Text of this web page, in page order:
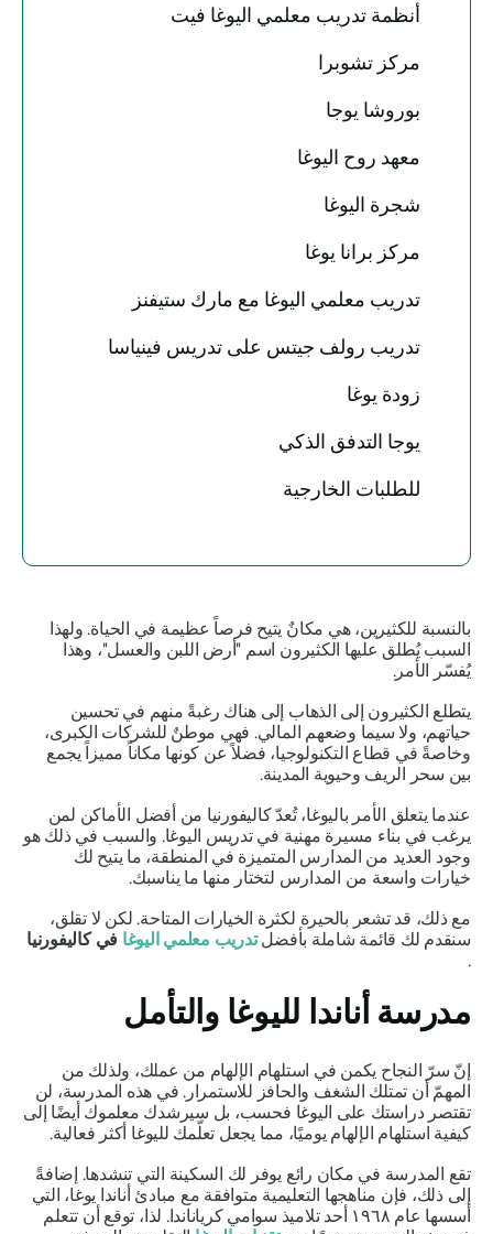
أنظمة تدريب معلمي اليوغا فيت
مركز تشوبرا
بوروشا يوجا
معهد روح اليوغا
شجرة اليوغا
مركز برانا يوغا
تدريب معلمي اليوغا مع مارك ستيفنز
تدريب رولف جيتس على تدريس فينياسا
زودة يوغا
يوجا التدفق الذكي
للطلبات الخارجية
بالنسبة للكثيرين، هي مكانٌ يتيح فرصاً عظيمة في الحياة. ولهذا
السبب يُطلق عليها الكثيرون اسم "أرض اللبن والعسل"، وهذا
يُفسّر الأمر.
يتطلع الكثيرون إلى الذهاب إلى هناك رغبةً منهم في تحسين
حياتهم، ولا سيما وضعهم المالي. فهي موطنٌ للشركات الكبرى،
وخاصةً في قطاع التكنولوجيا، فضلاً عن كونها مكاناً مميزاً يجمع
بين سحر الريف وحيوية المدينة.
عندما يتعلق الأمر باليوغا، تُعدّ كاليفورنيا من أفضل الأماكن لمن
يرغب في بناء مسيرة مهنية في تدريس اليوغا. والسبب في ذلك هو
وجود العديد من المدارس المتميزة في المنطقة، ما يتيح لك
خيارات واسعة من المدارس لتختار منها ما يناسبك.
مع ذلك، قد تشعر بالحيرة لكثرة الخيارات المتاحة. لكن لا تقلق،
سنقدم لك قائمة شاملة بأفضل تدريب معلمي اليوغافي كاليفورنيا
مدرسة أناندا لليوغا والتأمل
إنّ سرّ النجاح يكمن في استلهام الإلهام من عملك، ولذلك من
المهمّ أن تمتلك الشغف والحافز للاستمرار. في هذه المدرسة، لن
تقتصر دراستك على اليوغا فحسب، بل سيرشدك معلموك أيضًا إلى
كيفية استلهام الإلهام يوميًا، مما يجعل تعلّمك لليوغا أكثر فعالية.
تقع المدرسة في مكان رائع يوفر لك السكينة التي تنشدها. إضافةً
إلى ذلك، فإن مناهجها التعليمية متوافقة مع مبادئ أناندا يوغا، التي
أسسها عام ١٩٦٨ أحد تلاميذ سوامي كرياناندا. لذا، توقع أن تتعلم